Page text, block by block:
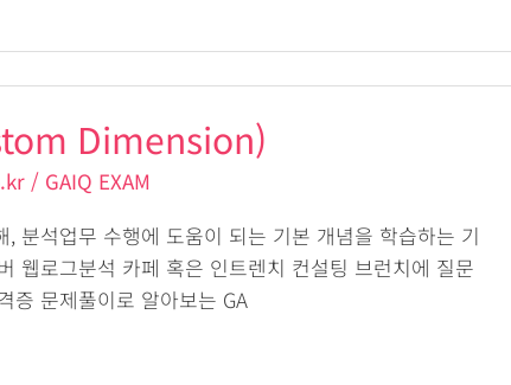
Dimension)
/ GAIQ EXAM
분석업무 수행에 도움이 되는 기본 개념을 학습하는 기
웹로그분석 카페 혹은 인트렌치 컨설팅 브런치에 질문
증 문제풀이로 알아보는 GA